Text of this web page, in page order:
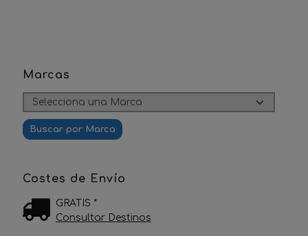
Marcas
Costes de Envío
GRATIS *
Consultar Destinos